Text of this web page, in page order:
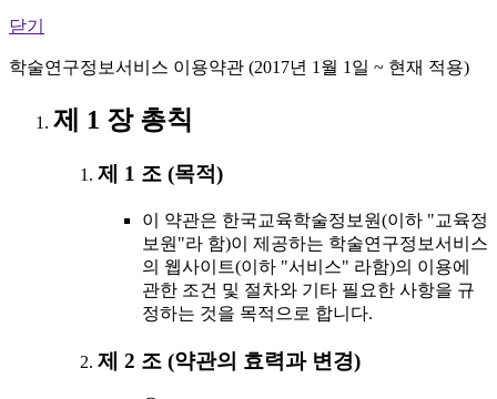
닫기
학술연구정보서비스 이용약관 (2017년 1월 1일 ~ 현재 적용)
제 1 장 총칙
제 1 조 (목적)
이 약관은 한국교육학술정보원(이하 "교육정
보원"라 함)이 제공하는 학술연구정보서비스
의 웹사이트(이하 "서비스" 라함)의 이용에
관한 조건 및 절차와 기타 필요한 사항을 규
정하는 것을 목적으로 합니다.
제 2 조 (약관의 효력과 변경)